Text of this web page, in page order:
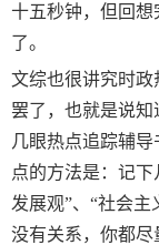
十五秒钟，但回想
了。
文综也很讲究时政
罢了，也就是说
几眼热点追踪辅
点的方法是：记
发展观”、“社会
没有关系，你都